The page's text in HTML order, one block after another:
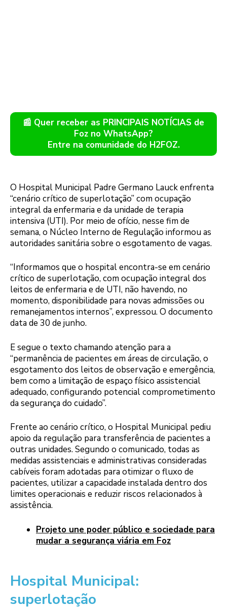
📰 Quer receber as PRINCIPAIS NOTÍCIAS de
Foz no WhatsApp?
Entre na comunidade do H2FOZ.
O Hospital Municipal Padre Germano Lauck enfrenta
“cenário crítico de superlotação” com ocupação
integral da enfermaria e da unidade de terapia
intensiva (UTI). Por meio de ofício, nesse fim de
semana, o Núcleo Interno de Regulação informou as
autoridades sanitária sobre o esgotamento de vagas.
“Informamos que o hospital encontra-se em cenário
crítico de superlotação, com ocupação integral dos
leitos de enfermaria e de UTI, não havendo, no
momento, disponibilidade para novas admissões ou
remanejamentos internos”, expressou. O documento
data de 30 de junho.
E segue o texto chamando atenção para a
“permanência de pacientes em áreas de circulação, o
esgotamento dos leitos de observação e emergência,
bem como a limitação de espaço físico assistencial
adequado, configurando potencial comprometimento
da segurança do cuidado”.
Frente ao cenário crítico, o Hospital Municipal pediu
apoio da regulação para transferência de pacientes a
outras unidades. Segundo o comunicado, todas as
medidas assistenciais e administrativas consideradas
cabíveis foram adotadas para otimizar o fluxo de
pacientes, utilizar a capacidade instalada dentro dos
limites operacionais e reduzir riscos relacionados à
assistência.
Projeto une poder público e sociedade para
mudar a segurança viária em Foz
Hospital Municipal:
superlotação